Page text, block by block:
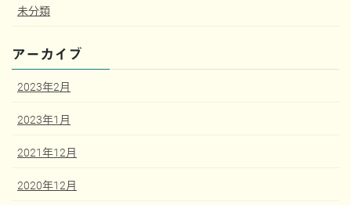
未分類
アーカイブ
2023年2月
2023年1月
2021年12月
2020年12月